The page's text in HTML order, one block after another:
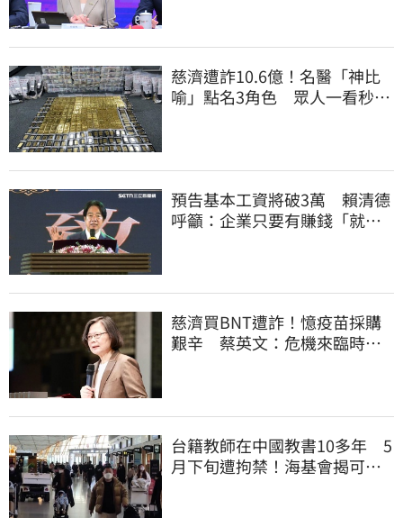
慈濟遭詐10.6億！名醫「神比
喻」點名3角色 眾人一看秒懂
預告基本工資將破3萬 賴清德
呼籲：企業只要有賺錢「就該
慈濟買BNT遭詐！憶疫苗採購
艱辛 蔡英文：危機來臨時務
台籍教師在中國教書10多年 5
月下旬遭拘禁！海基會揭可能